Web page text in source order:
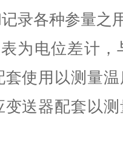
录各种参量之
电位差计，
使用以测量
变送器配套以